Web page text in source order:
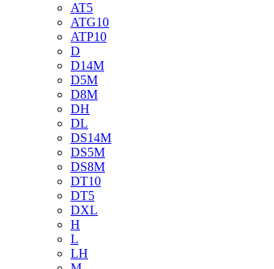
AT5
ATG10
ATP10
D
D14M
D5M
D8M
DH
DL
DS14M
DS5M
DS8M
DT10
DT5
DXL
H
L
LH